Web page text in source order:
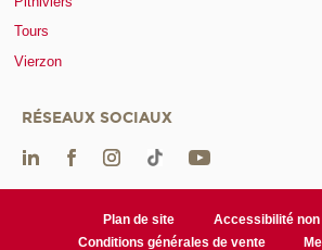
Tours
Vierzon
RÉSEAUX SOCIAUX
Plan de site
Accessibilité
Conditions générales de vente